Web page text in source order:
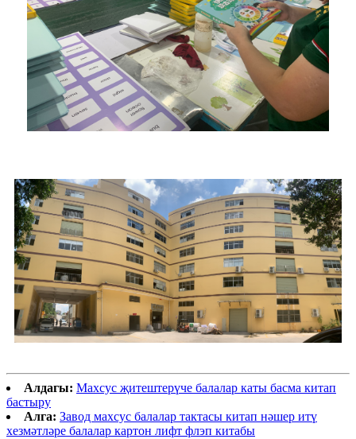
Алдагы: Махсус җитештерүче балалар каты басма китап
бастыру
Алга: Завод махсус балалар тактасы китап нәшер итү
хезмәтләре балалар картон лифт флэп китабы